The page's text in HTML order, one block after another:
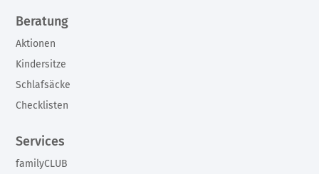
Beratung
Aktionen
Kindersitze
Schlafsäcke
Checklisten
Services
familyCLUB